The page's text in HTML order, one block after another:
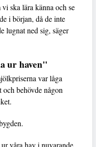
ska lära känna och se
i början, då de inte
lugnat ned sig, säger
ur haven"
var låga
och behövde någon